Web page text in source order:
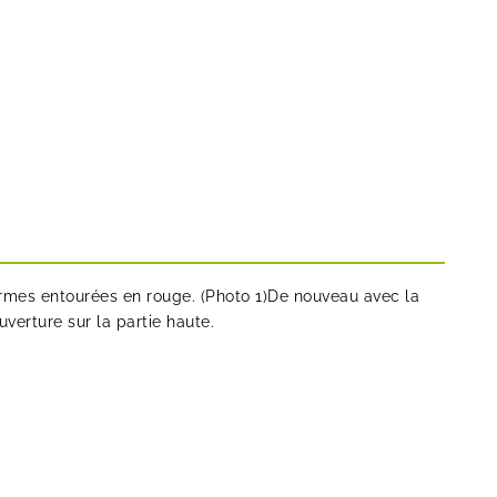
entourées en rouge. (Photo 1)De nouveau avec la
sur la partie haute.